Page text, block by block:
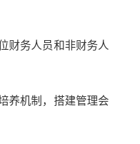
财务人员和非财务人
养机制，搭建管理会